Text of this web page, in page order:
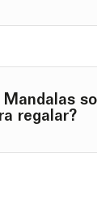
regalar?